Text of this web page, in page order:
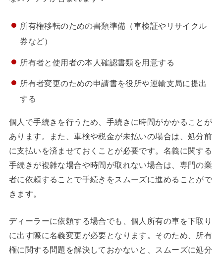
所有権移転のための書類準備（車検証やリサイクル
券など）
所有者と使用者の本人確認書類を用意する
所有者変更のための申請書を役所や運輸支局に提出
する
個人で手続きを行うため、手続きに時間がかかることが
あります。また、車検や税金が未払いの場合は、処分前
に支払いを済ませておくことが必要です。名義に関する
手続きが複雑な場合や時間が取れない場合は、専門の業
者に依頼することで手続きをスムーズに進めることがで
きます。
ディーラーに依頼する場合でも、個人所有の車を下取り
に出す際に名義変更が必要となります。そのため、所有
権に関する問題を解決しておかないと、スムーズに処分